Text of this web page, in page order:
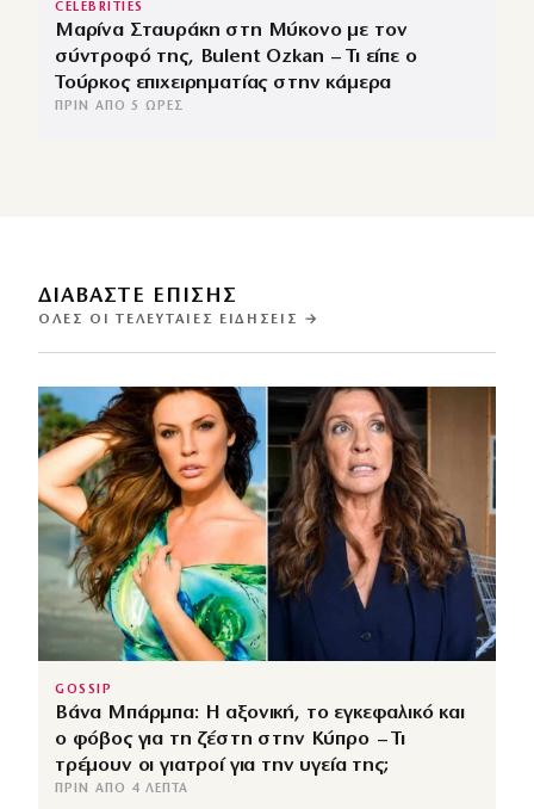
CELEBRITIES
Μαρίνα Σταυράκη στη Μύκονο με τον
σύντροφό της, Bulent Ozkan – Τι είπε ο
Τούρκος επιχειρηματίας στην κάμερα
ΠΡΙΝ ΑΠΌ 5 ΏΡΕΣ
ΔΙΑΒΑΣΤΕ ΕΠΙΣΗΣ
ΌΛΕΣ ΟΙ ΤΕΛΕΥΤΑΊΕΣ ΕΙΔΉΣΕΙΣ →
GOSSIP
Βάνα Μπάρμπα: Η αξονική, το εγκεφαλικό και
ο φόβος για τη ζέστη στην Κύπρο – Τι
τρέμουν οι γιατροί για την υγεία της;
ΠΡΙΝ ΑΠΌ 4 ΛΕΠΤΆ